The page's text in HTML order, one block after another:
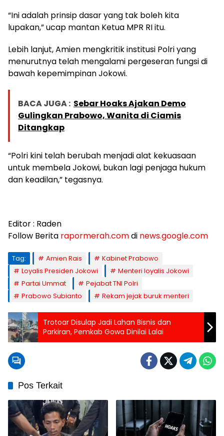
“Ini adalah prinsip dasar yang tak boleh kita
lupakan,” ucap mantan Ketua MPR RI itu.
Lebih lanjut, Amien mengkritik institusi Polri yang
menurutnya telah mengalami pergeseran fungsi di
bawah kepemimpinan Jokowi.
BACA JUGA : Sebar Hoaks Ajakan Demo
Gulingkan Prabowo, Wanita di Ciamis
Ditangkap
“Polri kini telah berubah menjadi alat kekuasaan
untuk membela Jokowi, bukan lagi penjaga hukum
dan keadilan,” tegasnya.
Editor : Raden
Follow Berita rapormerah.comdi news.google.com
Tag: Amien Rais
Kabinet Prabowo
Loyalis Presiden Jokowi
Menteri loyalis Jokowi
Partai Ummat
Pejabat TNI Polri
Prabowo Subianto
Rekam jejak buruk menteri
Trotoar Disulap Jadi Lahan Bisnis dan
Parkiran, Pemkab Gowa Dinilai Lalai
Pos Terkait